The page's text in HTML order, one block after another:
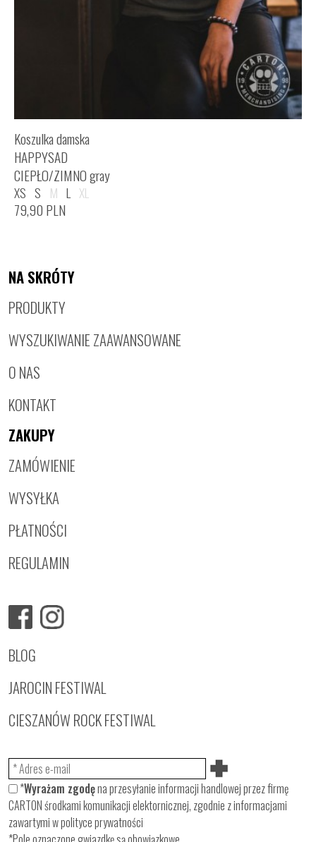
Koszulka damska
HAPPYSAD
CIEPŁO/ZIMNO gray
XS S M L XL
79,90 PLN
NA SKRÓTY
PRODUKTY
WYSZUKIWANIE ZAAWANSOWANE
O NAS
KONTAKT
ZAKUPY
ZAMÓWIENIE
WYSYŁKA
PŁATNOŚCI
REGULAMIN
BLOG
JAROCIN FESTIWAL
CIESZANÓW ROCK FESTIWAL
*Wyrażam zgodęna przesyłanie informacji handlowej przez firmę
CARTON środkami komunikacji elektornicznej, zgodnie z informacjami
zawartymi wpolityce prywatności